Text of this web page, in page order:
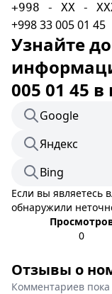
+998 - XX -
+998 33 005 01 45
Узнайте
005 01 45
Google
Яндекс
Bing
Если вы являетесь
обнаружили
0
Отзывы о
Комментариев